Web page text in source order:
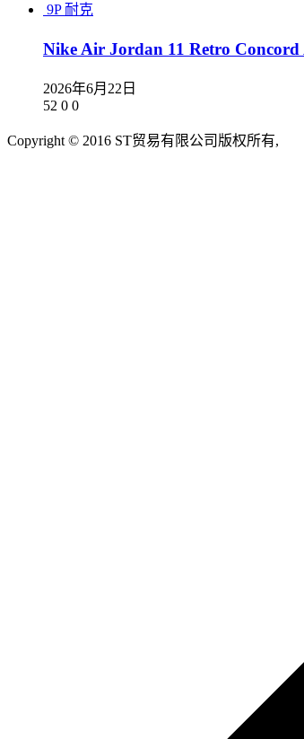
9P 耐克
Nike Air Jordan 11 Retro
2026年6月22日
52 0 0
Copyright © 2016 ST贸易有限公司版权所有,